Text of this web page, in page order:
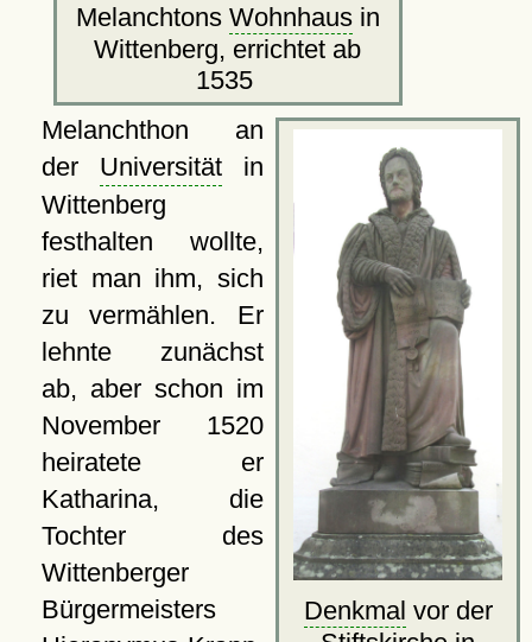
Melanchtons Wohnhausin
Wittenberg, errichtet ab
1535
Denkmal vor der
Melanchthon an
der Universitätin
Wittenberg
festhalten wollte,
riet man ihm, sich
zu vermählen. Er
lehnte zunächst
ab, aber schon im
November 1520
heiratete er
Katharina, die
Tochter des
Wittenberger
Bürgermeisters